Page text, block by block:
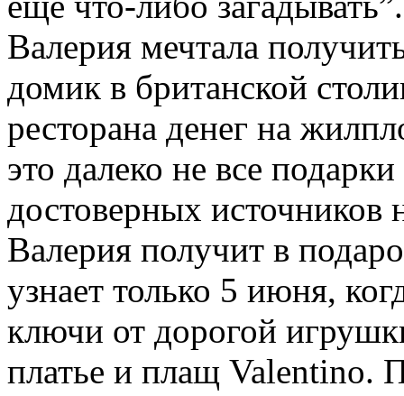
Валерия мечтала
домик в британской
ресторана денег на
это далеко не все
достоверных источников
Валерия получит в
узнает только 5 июня,
ключи от дорогой
платье и плащ Valentino.